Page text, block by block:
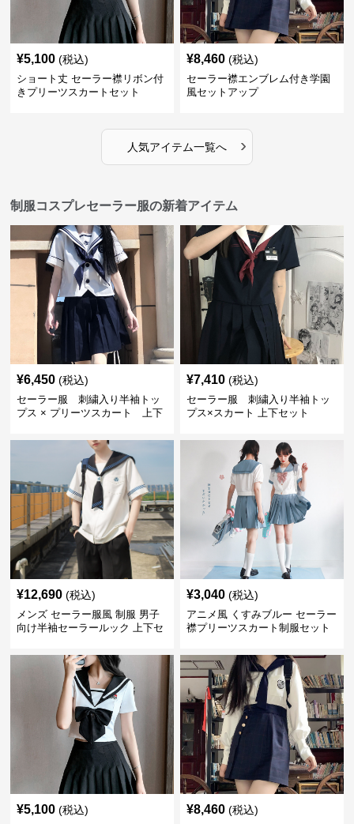
¥5,100 (税込)
ショート丈 セーラー襟リボン付
きプリーツスカートセット
¥8,460 (税込)
セーラー襟エンブレム付き学園
風セットアップ
人気アイテム一覧へ ›
制服コスプレセーラー服の新着アイテム
¥6,450 (税込)
セーラー服 刺繍入り半袖トッ
プス × プリーツスカート 上下
¥7,410 (税込)
セーラー服 刺繍入り半袖トッ
プス×スカート 上下セット
¥12,690 (税込)
メンズ セーラー服風 制服 男子
向け半袖セーラールック 上下セ
¥3,040 (税込)
アニメ風 くすみブルー セーラー
襟プリーツスカート制服セット
¥5,100 (税込) ¥8,460 (税込)